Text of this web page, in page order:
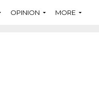
OPINION MORE